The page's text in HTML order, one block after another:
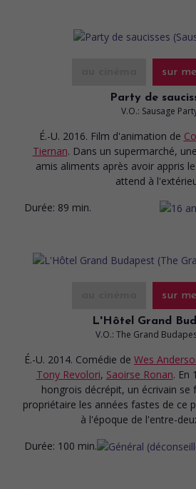
sur
Party de
V.O.: Sausage
É.-U. 2016. Film d'animation de
Tiernan. Dans un supermarché,
amis aliments après avoir appris
attend à
Durée: 89 min.
sur
L'Hôtel Grand
V.O.: The Grand
É.-U. 2014. Comédie de Wes
Tony Revolori, Saoirse Ronan. En
hongrois décrépit, un écrivain se
propriétaire les années fastes de ce
à l'époque de l'entre-
Durée: 100 min.